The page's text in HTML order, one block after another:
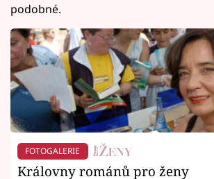
podobné.
FOTOGALERIE
Královny románů pro ženy